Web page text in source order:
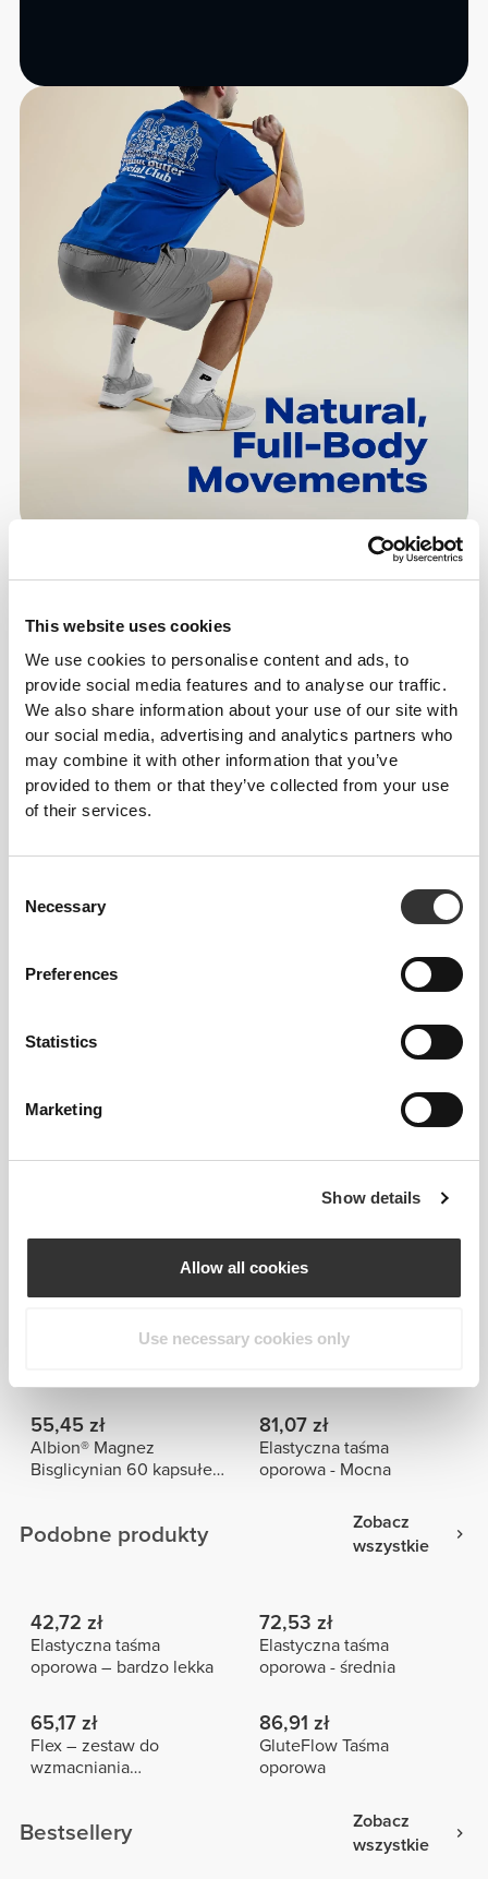
This website uses cookies
We use cookies to personalise content and ads, to
provide social media features and to analyse our traffic.
We also share information about your use of our site with
our social media, advertising and analytics partners who
may combine it with other information that you’ve
provided to them or that they’ve collected from your use
of their services.
Selection
Necessary
Preferences
Statistics
Marketing
Show details
Allow all cookies
Use necessary cookies only
Podręczniki i dokumentacja
Ogólne recenzje
Często kupowane razem z
Cookin'Spray - Oliwa z
Elastyczna taśma
55,45 zł
Albion® Magnez
Bisglicynian 60 kapsułek
81,07 zł
Elastyczna taśma
oporowa - Mocna
Podobne produkty
Zobacz
wszystkie
42,72 zł
Elastyczna taśma
oporowa – bardzo lekka
72,53 zł
Elastyczna taśma
oporowa - średnia
65,17 zł
Flex – zestaw do
wzmacniania
86,91 zł
GluteFlow Taśma
oporowa
Bestsellery
Zobacz
wszystkie